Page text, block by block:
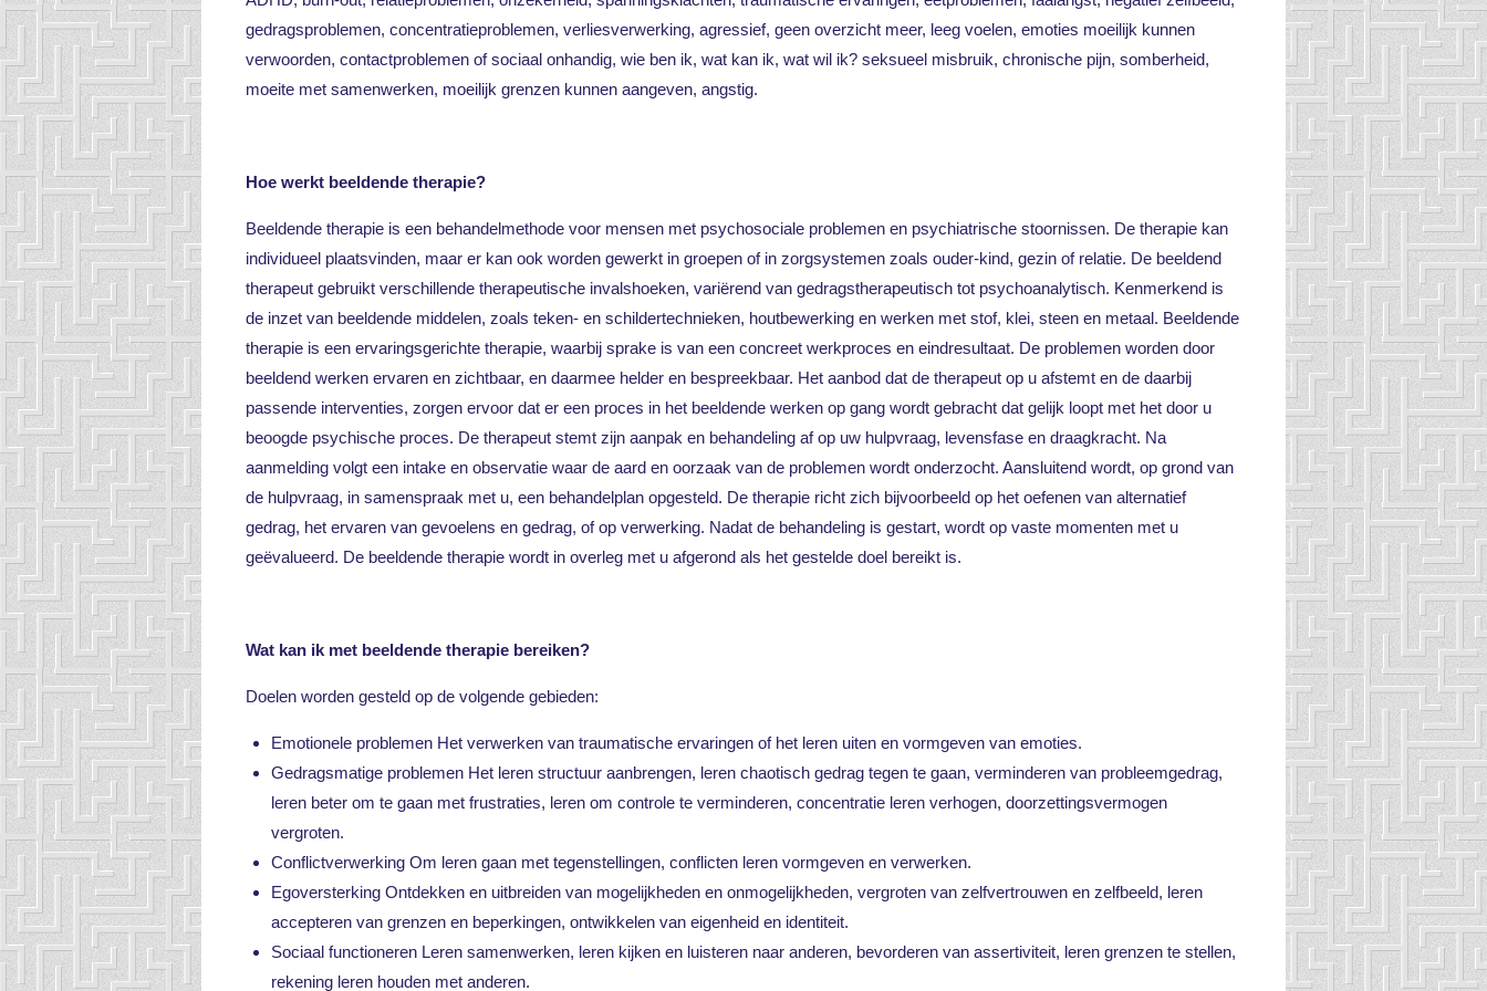
gedragsproblemen, concentratieproblemen, verliesverwerking, agressief, geen overzicht meer, leeg voelen, emoties moeilijk kunnen
verwoorden, contactproblemen of sociaal onhandig, wie ben ik, wat kan ik, wat wil ik? seksueel misbruik, chronische pijn, somberheid,
moeite met samenwerken, moeilijk grenzen kunnen aangeven, angstig.
Hoe werkt beeldende therapie?
Beeldende therapie is een behandelmethode voor mensen met psychosociale problemen en psychiatrische stoornissen. De therapie kan
individueel plaatsvinden, maar er kan ook worden gewerkt in groepen of in zorgsystemen zoals ouder-kind, gezin of relatie. De beeldend
therapeut gebruikt verschillende therapeutische invalshoeken, variërend van gedragstherapeutisch tot psychoanalytisch. Kenmerkend is
de inzet van beeldende middelen, zoals teken- en schildertechnieken, houtbewerking en werken met stof, klei, steen en metaal. Beeldende
therapie is een ervaringsgerichte therapie, waarbij sprake is van een concreet werkproces en eindresultaat. De problemen worden door
beeldend werken ervaren en zichtbaar, en daarmee helder en bespreekbaar. Het aanbod dat de therapeut op u afstemt en de daarbij
passende interventies, zorgen ervoor dat er een proces in het beeldende werken op gang wordt gebracht dat gelijk loopt met het door u
beoogde psychische proces. De therapeut stemt zijn aanpak en behandeling af op uw hulpvraag, levensfase en draagkracht. Na
aanmelding volgt een intake en observatie waar de aard en oorzaak van de problemen wordt onderzocht. Aansluitend wordt, op grond van
de hulpvraag, in samenspraak met u, een behandelplan opgesteld. De therapie richt zich bijvoorbeeld op het oefenen van alternatief
gedrag, het ervaren van gevoelens en gedrag, of op verwerking. Nadat de behandeling is gestart, wordt op vaste momenten met u
geëvalueerd. De beeldende therapie wordt in overleg met u afgerond als het gestelde doel bereikt is.
Wat kan ik met beeldende therapie bereiken?
Doelen worden gesteld op de volgende gebieden:
Emotionele problemen Het verwerken van traumatische ervaringen of het leren uiten en vormgeven van emoties.
Gedragsmatige problemen Het leren structuur aanbrengen, leren chaotisch gedrag tegen te gaan, verminderen van probleemgedrag,
leren beter om te gaan met frustraties, leren om controle te verminderen, concentratie leren verhogen, doorzettingsvermogen
vergroten.
Conflictverwerking Om leren gaan met tegenstellingen, conflicten leren vormgeven en verwerken.
Egoversterking Ontdekken en uitbreiden van mogelijkheden en onmogelijkheden, vergroten van zelfvertrouwen en zelfbeeld, leren
accepteren van grenzen en beperkingen, ontwikkelen van eigenheid en identiteit.
Sociaal functioneren Leren samenwerken, leren kijken en luisteren naar anderen, bevorderen van assertiviteit, leren grenzen te stellen,
rekening leren houden met anderen.